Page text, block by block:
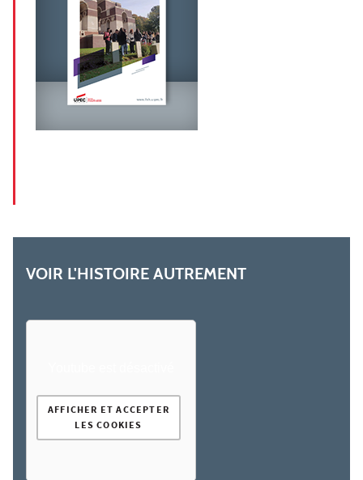
VOIR L'HISTOIRE AUTREMENT
AFFICHER ET ACCEPTER
LES COOKIES